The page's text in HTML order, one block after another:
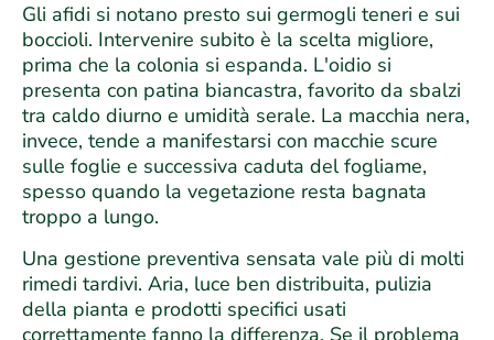
Gli afidi si notano presto sui germogli teneri e sui
boccioli. Intervenire subito è la scelta migliore,
prima che la colonia si espanda. L'oidio si
presenta con patina biancastra, favorito da sbalzi
tra caldo diurno e umidità serale. La macchia nera,
invece, tende a manifestarsi con macchie scure
sulle foglie e successiva caduta del fogliame,
spesso quando la vegetazione resta bagnata
troppo a lungo.
Una gestione preventiva sensata vale più di molti
rimedi tardivi. Aria, luce ben distribuita, pulizia
della pianta e prodotti specifici usati